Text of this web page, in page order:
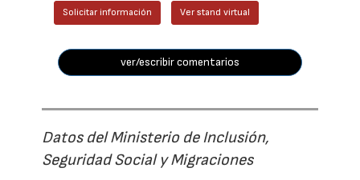
Solicitar información Ver stand virtual
ver/escribir comentarios
Datos del Ministerio de Inclusión,
Seguridad Social y Migraciones